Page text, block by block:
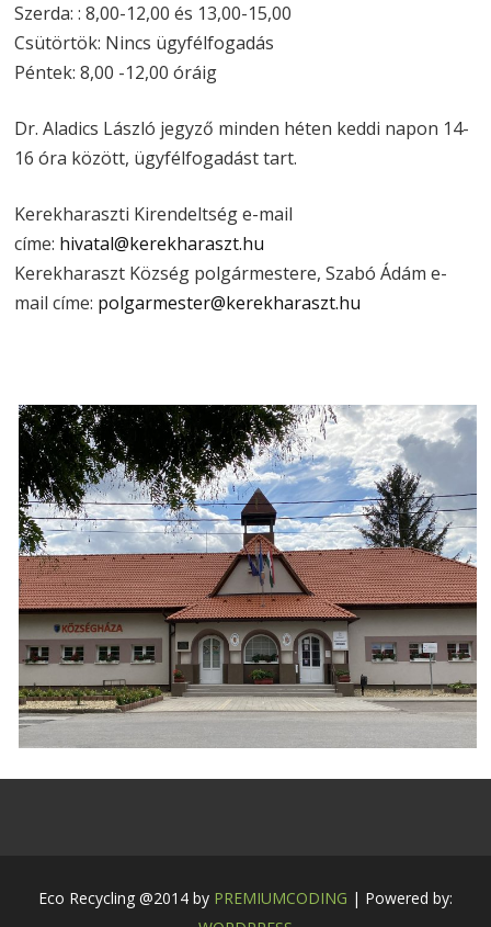
Szerda: : 8,00-12,00 és 13,00-15,00
Csütörtök: Nincs ügyfélfogadás
Péntek: 8,00 -12,00 óráig
Dr. Aladics László jegyző minden héten keddi napon 14-
16 óra között, ügyfélfogadást tart.
Kerekharaszti Kirendeltség e-mail
címe: hivatal@kerekharaszt.hu
Kerekharaszt Község polgármestere, Szabó Ádám e-
mail címe: polgarmester@kerekharaszt.hu
Eco Recycling @2014 by PREMIUMCODING | Powered by: